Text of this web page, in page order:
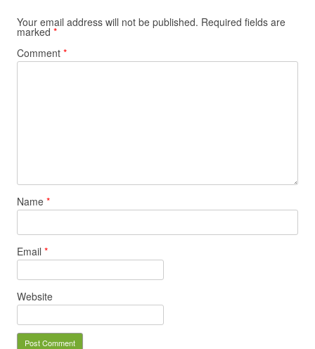
Your email address will not be published. Required fields are
marked *
Comment *
Name *
Email *
Website